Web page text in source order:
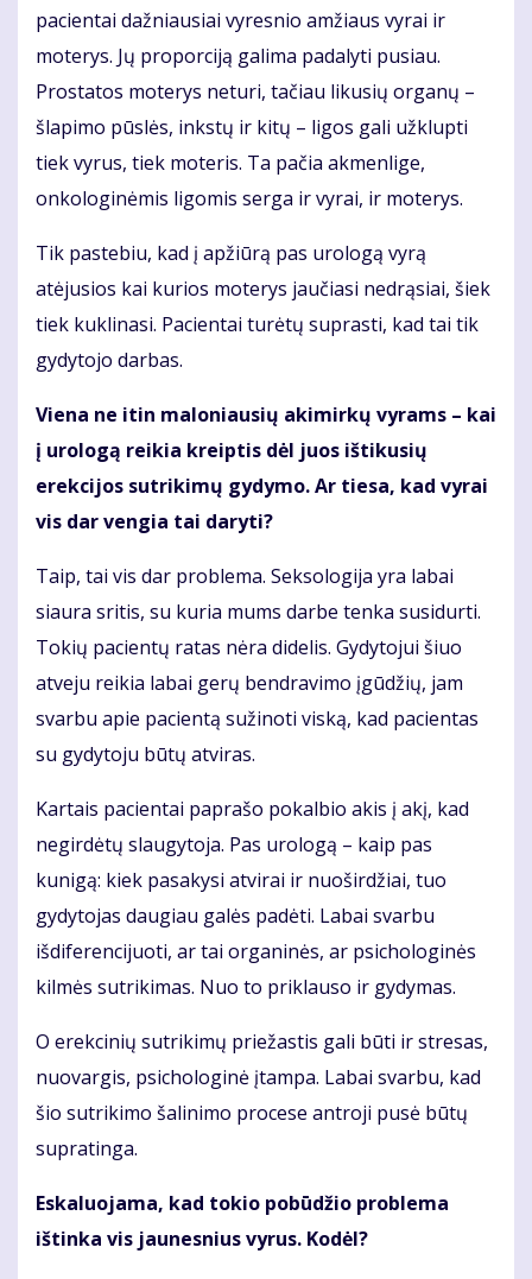
pacientai dažniausiai vyresnio amžiaus vyrai ir
moterys. Jų proporciją galima padalyti pusiau.
Prostatos moterys neturi, tačiau likusių organų –
šlapimo pūslės, inkstų ir kitų – ligos gali užklupti
tiek vyrus, tiek moteris. Ta pačia akmenlige,
onkologinėmis ligomis serga ir vyrai, ir moterys.
Tik pastebiu, kad į apžiūrą pas urologą vyrą
atėjusios kai kurios moterys jaučiasi nedrąsiai, šiek
tiek kuklinasi. Pacientai turėtų suprasti, kad tai tik
gydytojo darbas.
Viena ne itin maloniausių akimirkų vyrams – kai
į urologą reikia kreiptis dėl juos ištikusių
erekcijos sutrikimų gydymo. Ar tiesa, kad vyrai
vis dar vengia tai daryti?
Taip, tai vis dar problema. Seksologija yra labai
siaura sritis, su kuria mums darbe tenka susidurti.
Tokių pacientų ratas nėra didelis. Gydytojui šiuo
atveju reikia labai gerų bendravimo įgūdžių, jam
svarbu apie pacientą sužinoti viską, kad pacientas
su gydytoju būtų atviras.
Kartais pacientai paprašo pokalbio akis į akį, kad
negirdėtų slaugytoja. Pas urologą – kaip pas
kunigą: kiek pasakysi atvirai ir nuoširdžiai, tuo
gydytojas daugiau galės padėti. Labai svarbu
išdiferencijuoti, ar tai organinės, ar psichologinės
kilmės sutrikimas. Nuo to priklauso ir gydymas.
O erekcinių sutrikimų priežastis gali būti ir stresas,
nuovargis, psichologinė įtampa. Labai svarbu, kad
šio sutrikimo šalinimo procese antroji pusė būtų
supratinga.
Eskaluojama, kad tokio pobūdžio problema
ištinka vis jaunesnius vyrus. Kodėl?